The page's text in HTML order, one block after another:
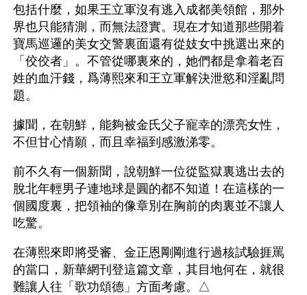
包括什麼，如果王立軍沒有逃入成都美領館，那外
界也只能猜測，而無法證實。現在才知道那些開着
寶馬巡邏的美女交警裏面還有從妓女中挑選出來的
「佼佼者」。不管從哪裏來的，她們都是拿着老百
姓的血汗錢，爲薄熙來和王立軍解決泄慾和淫亂問
題。
據聞，在朝鮮，能夠被金氏父子寵幸的漂亮女性，
不但甘心情願，而且幸福到感激涕零。
前不久有一個新聞，說朝鮮一位從監獄裏逃出去的
脫北年輕男子連地球是圓的都不知道！在這樣的一
個國度裏，把領袖的像章別在胸前的肉裏並不讓人
吃驚。
在薄熙來即將受審、金正恩剛剛進行過核試驗捱罵
的當口，新華網刊登這篇文章，其目地何在，就很
難讓人往「歌功頌德」方面考慮。△